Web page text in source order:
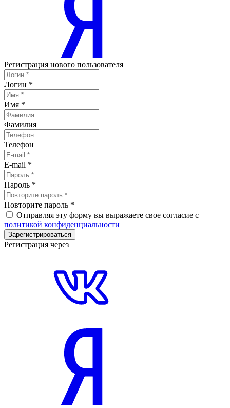
Регистрация нового пользователя
Логин *
Имя *
Фамилия
Телефон
E-mail *
Пароль *
Повторите пароль *
Отправляя эту форму вы выражаете свое согласие с
политикой конфиденциальности
Зарегистрироваться
Регистрация через